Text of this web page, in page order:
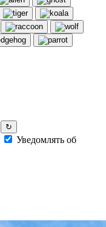
↻
Уведомлять об